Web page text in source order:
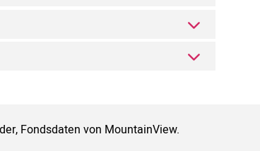
Fondsdaten von MountainView.